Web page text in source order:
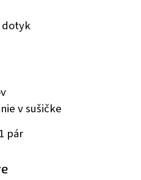
dotyk
v sušičke
pár